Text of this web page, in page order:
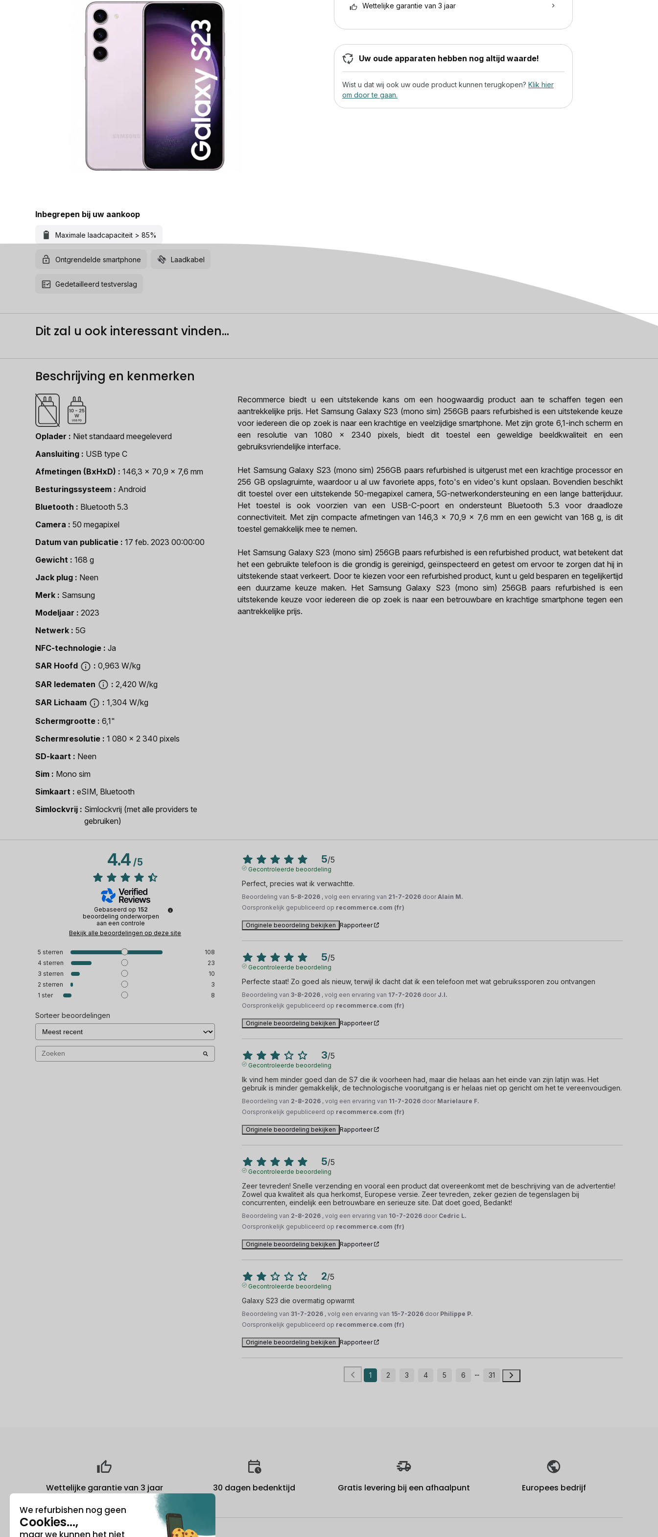
Inbegrepen bij uw aankoop
Maximale laadcapaciteit > 85%
Ontgrendelde smartphone Laadkabel
Gedetailleerd testverslag
Wettelijke garantie van 3 jaar
Uw oude apparaten hebben nog altijd waarde!
Wist u dat wij ook uw oude product kunnen terugkopen? Klik hier
om door te gaan.
Dit zal u ook interessant vinden...
Beschrijving en kenmerken
Oplader
Niet standaard meegeleverd
Aansluiting
USB type C
Afmetingen (BxHxD)
146,3 x 70,9 x 7,6 mm
Besturingssysteem
Android
Bluetooth
Bluetooth 5.3
Camera
50 megapixel
Datum van publicatie
17 feb. 2023 00:00:00
Gewicht
168 g
Jack plug
Neen
Merk
Samsung
Modeljaar
2023
Netwerk
5G
NFC-technologie
Ja
SAR Hoofd
0,963 W/kg
SAR ledematen
2,420 W/kg
SAR Lichaam
1,304 W/kg
Schermgrootte
6,1"
Schermresolutie
1 080 x 2 340 pixels
SD-kaart
Neen
Sim
Mono sim
Simkaart
eSIM, Bluetooth
Simlockvrij
Simlockvrij (met alle providers te
gebruiken)
Recommerce biedt u een uitstekende kans om een hoogwaardig product aan te schaffen tegen een
aantrekkelijke prijs. Het Samsung Galaxy S23 (mono sim) 256GB paars refurbished is een uitstekende keuze
voor iedereen die op zoek is naar een krachtige en veelzijdige smartphone. Met zijn grote 6,1-inch scherm en
een resolutie van 1080 x 2340 pixels, biedt dit toestel een geweldige beeldkwaliteit en een
gebruiksvriendelijke interface.
Het Samsung Galaxy S23 (mono sim) 256GB paars refurbished is uitgerust met een krachtige processor en
256 GB opslagruimte, waardoor u al uw favoriete apps, foto's en video's kunt opslaan. Bovendien beschikt
dit toestel over een uitstekende 50-megapixel camera, 5G-netwerkondersteuning en een lange batterijduur.
Het toestel is ook voorzien van een USB-C-poort en ondersteunt Bluetooth 5.3 voor draadloze
connectiviteit. Met zijn compacte afmetingen van 146,3 x 70,9 x 7,6 mm en een gewicht van 168 g, is dit
toestel gemakkelijk mee te nemen.
Het Samsung Galaxy S23 (mono sim) 256GB paars refurbished is een refurbished product, wat betekent dat
het een gebruikte telefoon is die grondig is gereinigd, geïnspecteerd en getest om ervoor te zorgen dat hij in
uitstekende staat verkeert. Door te kiezen voor een refurbished product, kunt u geld besparen en tegelijkertijd
een duurzame keuze maken. Het Samsung Galaxy S23 (mono sim) 256GB paars refurbished is een
uitstekende keuze voor iedereen die op zoek is naar een betrouwbare en krachtige smartphone tegen een
aantrekkelijke prijs.
4.4/5
Gebaseerd op 152
beoordeling onderworpen
aan een controle
Bekijk alle beoordelingen op deze site
5 sterren
108
4 sterren
23
3 sterren
10
2 sterren
3
1 ster 8
Sorteer beoordelingen
5/5
Gecontroleerde beoordeling
Perfect, precies wat ik verwachtte.
Beoordeling van5-8-2026 , volg een ervaring van 21-7-2026 doorAlain M.
Oorspronkelijk gepubliceerd op recommerce.com (fr)
Originele beoordeling bekijken Rapporteer
5/5
Gecontroleerde beoordeling
Perfecte staat! Zo goed als nieuw, terwijl ik dacht dat ik een telefoon met wat gebruikssporen zou ontvangen
Beoordeling van3-8-2026 , volg een ervaring van 17-7-2026 door J.I.
Oorspronkelijk gepubliceerd op recommerce.com (fr)
Originele beoordeling bekijken Rapporteer
3/5
Gecontroleerde beoordeling
Ik vind hem minder goed dan de S7 die ik voorheen had, maar die helaas aan het einde van zijn latijn was. Het
gebruik is minder gemakkelijk, de technologische vooruitgang is er helaas niet op gericht om het te vereenvoudigen.
Beoordeling van 2-8-2026 , volg een ervaring van 11-7-2026 door Marielaure F.
Oorspronkelijk gepubliceerd op recommerce.com (fr)
Originele beoordeling bekijken Rapporteer
5/5
Gecontroleerde beoordeling
Zeer tevreden! Snelle verzending en vooral een product dat overeenkomt met de beschrijving van de advertentie!
Zowel qua kwaliteit als qua herkomst, Europese versie. Zeer tevreden, zeker gezien de tegenslagen bij
concurrenten, eindelijk een betrouwbare en serieuze site. Dat doet goed, Bedankt!
Beoordeling van 2-8-2026 , volg een ervaring van 10-7-2026 door Cedric L.
Oorspronkelijk gepubliceerd op recommerce.com (fr)
Originele beoordeling bekijken Rapporteer
2/5
Gecontroleerde beoordeling
Galaxy S23 die overmatig opwarmt
Beoordeling van31-7-2026 , volg een ervaring van 15-7-2026 door Philippe P.
Oorspronkelijk gepubliceerd op recommerce.com (fr)
Originele beoordeling bekijken Rapporteer
1 2 3 4 5 6 31
Wettelijke garantie van 3 jaar 30 dagen bedenktijd Gratis levering bij een afhaalpunt Europees bedrijf